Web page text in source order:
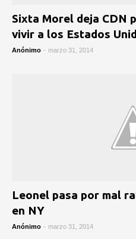
Sixta Morel deja CDN
vivir a los Estados
Anónimo - marzo 31, 2014
Leonel pasa por mal
en NY
Anónimo - marzo 31, 2014